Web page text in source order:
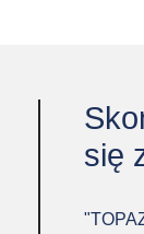
się